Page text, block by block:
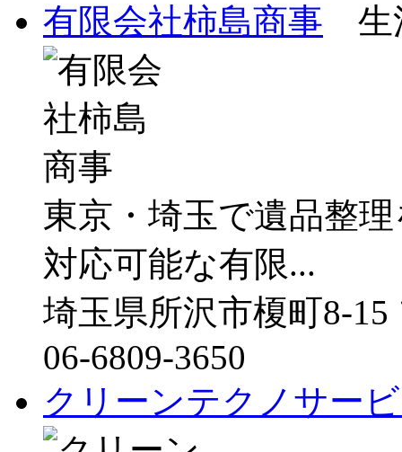
有限会社柿島商事 生
東京・埼玉で遺品整
対応可能な有限...
埼玉県所沢市榎町8-
06-6809-3650
クリーンテクノサー